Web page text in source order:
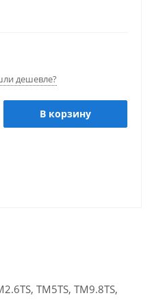
дешевле?
В корзину
TM5TS, TM9.8TS,